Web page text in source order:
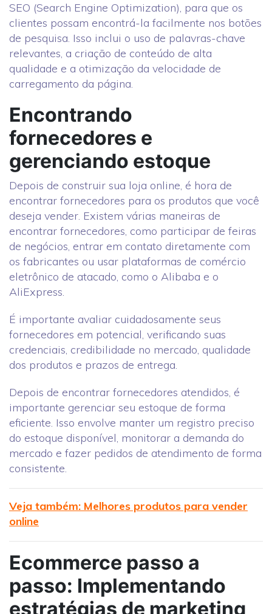
SEO (Search Engine Optimization), para que os
clientes possam encontrá-la facilmente nos botões
de pesquisa. Isso inclui o uso de palavras-chave
relevantes, a criação de conteúdo de alta
qualidade e a otimização da velocidade de
carregamento da página.
Encontrando
fornecedores e
gerenciando estoque
Depois de construir sua loja online, é hora de
encontrar fornecedores para os produtos que você
deseja vender. Existem várias maneiras de
encontrar fornecedores, como participar de feiras
de negócios, entrar em contato diretamente com
os fabricantes ou usar plataformas de comércio
eletrônico de atacado, como o Alibaba e o
AliExpress.
É importante avaliar cuidadosamente seus
fornecedores em potencial, verificando suas
credenciais, credibilidade no mercado, qualidade
dos produtos e prazos de entrega.
Depois de encontrar fornecedores atendidos, é
importante gerenciar seu estoque de forma
eficiente. Isso envolve manter um registro preciso
do estoque disponível, monitorar a demanda do
mercado e fazer pedidos de atendimento de forma
consistente.
Veja também: Melhores produtos para vender
online
Ecommerce passo a
passo: Implementando
estratégias de marketing